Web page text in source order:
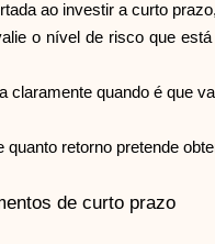
ao investir a curto
o nível de risco que
claramente quando é que
quanto retorno pretende
de curto prazo